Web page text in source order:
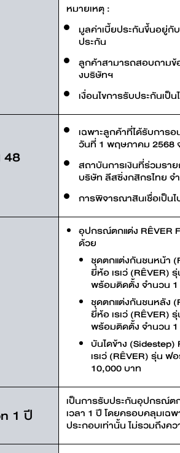
หมายเหตุ :
มูลค่าเบี้ยประกันขึ้นอยู่กั
ประกัน
ลูกค้าสามารถสอบถามข้
งบริษัทฯ
เงื่อนไขการรับประกันเ
48
เฉพาะลูกค้าที่ได้รับการ
วันที่ 1 พฤษภาคม 2568
สถาบันการเงินที่ร่วมรา
บริษัท ลีสซิ่งกสิกรไทย จ
การพิจารณาสินเชื่อเป็นไ
อุปกรณ์ตกแต่ง RÊVER
ด้วย
ชุดตกแต่งกันชนหน้า
ยี่ห้อ เรเว่ (RÊVER)
พร้อมติดตั้ง จำนวน
ชุดตกแต่งกันชนหลัง
ยี่ห้อ เรเว่ (RÊVER)
พร้อมติดตั้ง จำนวน
บันไดข้าง
เรเว่ (RÊVER) รุ่น
10,000 บาท
1 ปี
เป็นการรับประกันอุปกรณ์ตก
เวลา 1 ปี โดยครอบคลุมเ
ประกอบเท่านั้น ไม่รวมถึงค